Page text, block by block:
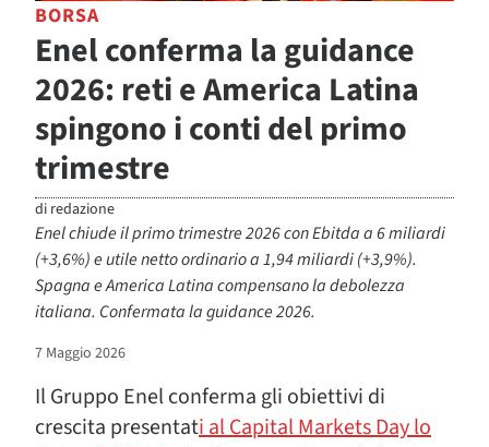
BORSA
Enel conferma la guidance
2026: reti e America Latina
spingono i conti del primo
trimestre
di redazione
Enel chiude il primo trimestre 2026 con Ebitda a 6 miliardi
(+3,6%) e utile netto ordinario a 1,94 miliardi (+3,9%).
Spagna e America Latina compensano la debolezza
italiana. Confermata la guidance 2026.
7 Maggio 2026
Il Gruppo Enel conferma gli obiettivi di
crescita presentati al Capital Markets Day lo